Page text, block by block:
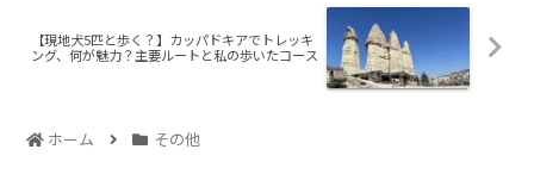
【現地犬5匹と歩く？】カッパドキアでトレッキ
ング、何が魅力？主要ルートと私の歩いたコース
ホーム その他